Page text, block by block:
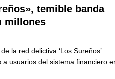
que portará Abelardo De La
reconocido en el mundo
por presunto lavado de activos y
temible banda
millones
la red delictiva ‘Los Sureños’
usuarios del sistema financiero